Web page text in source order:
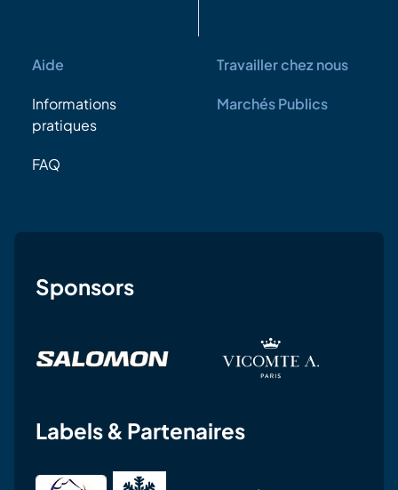
Aide
Informations
pratiques
FAQ
Travailler chez nous
Marchés Publics
Sponsors
Labels & Partenaires